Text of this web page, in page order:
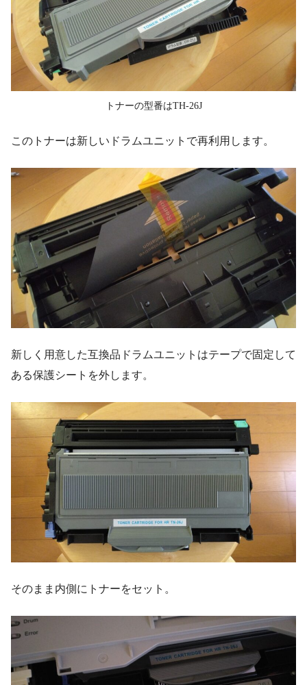
トナーの型番はTH-26J
このトナーは新しいドラムユニットで再利用します。
新しく用意した互換品ドラムユニットはテープで固定して
ある保護シートを外します。
そのまま内側にトナーをセット。